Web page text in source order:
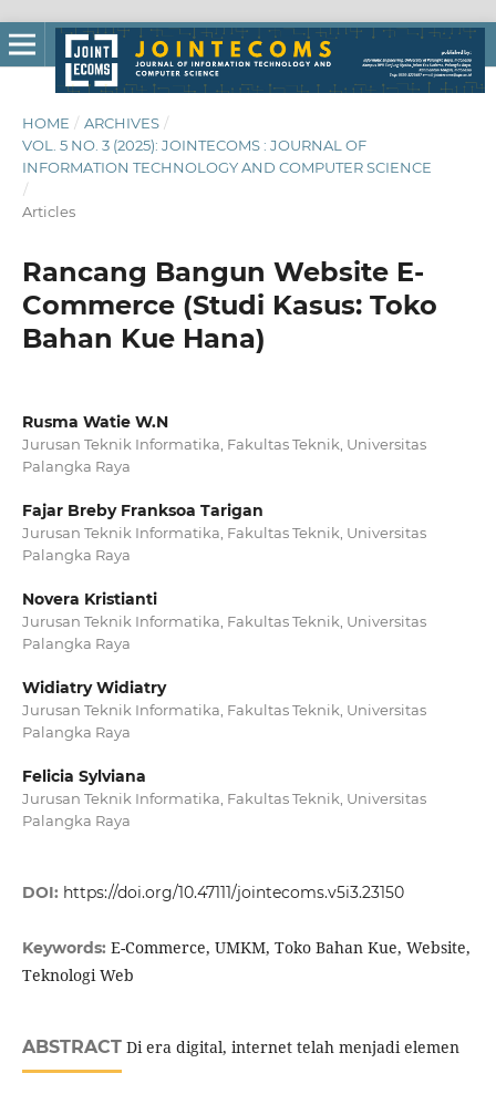
HOME / ARCHIVES /
VOL. 5 NO. 3 (2025): JOINTECOMS : JOURNAL OF
INFORMATION TECHNOLOGY AND COMPUTER SCIENCE
/
Articles
Rancang Bangun Website E-
Commerce (Studi Kasus: Toko
Bahan Kue Hana)
Rusma Watie W.N
Jurusan Teknik Informatika, Fakultas Teknik, Universitas
Palangka Raya
Fajar Breby Franksoa Tarigan
Jurusan Teknik Informatika, Fakultas Teknik, Universitas
Palangka Raya
Novera Kristianti
Jurusan Teknik Informatika, Fakultas Teknik, Universitas
Palangka Raya
Widiatry Widiatry
Jurusan Teknik Informatika, Fakultas Teknik, Universitas
Palangka Raya
Felicia Sylviana
Jurusan Teknik Informatika, Fakultas Teknik, Universitas
Palangka Raya
DOI: https://doi.org/10.47111/jointecoms.v5i3.23150
Keywords: E-Commerce, UMKM, Toko Bahan Kue, Website,
Teknologi Web
ABSTRACTDi era digital, internet telah menjadi elemen